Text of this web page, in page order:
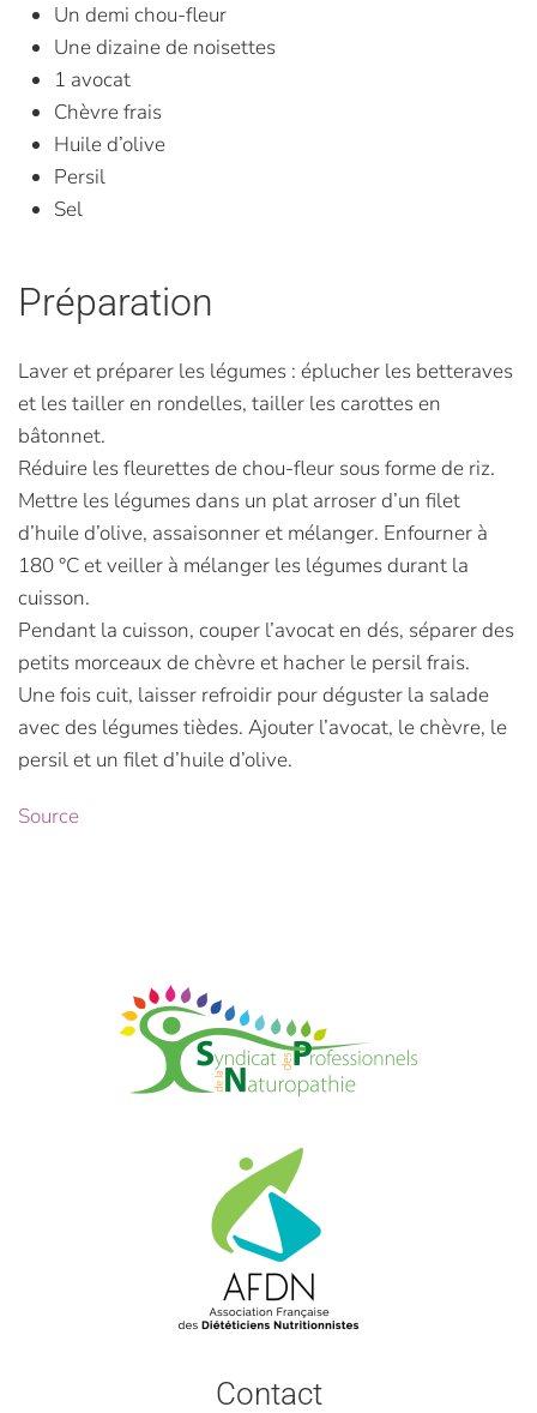
Un demi chou-fleur
Une dizaine de noisettes
1 avocat
Chèvre frais
Huile d’olive
Persil
Sel
Préparation
Laver et préparer les légumes : éplucher les betteraves
et les tailler en rondelles, tailler les carottes en
bâtonnet.
Réduire les fleurettes de chou-fleur sous forme de riz.
Mettre les légumes dans un plat arroser d’un filet
d’huile d’olive, assaisonner et mélanger. Enfourner à
180 °C et veiller à mélanger les légumes durant la
cuisson.
Pendant la cuisson, couper l’avocat en dés, séparer des
petits morceaux de chèvre et hacher le persil frais.
Une fois cuit, laisser refroidir pour déguster la salade
avec des légumes tièdes. Ajouter l’avocat, le chèvre, le
persil et un filet d’huile d’olive.
Source
Contact